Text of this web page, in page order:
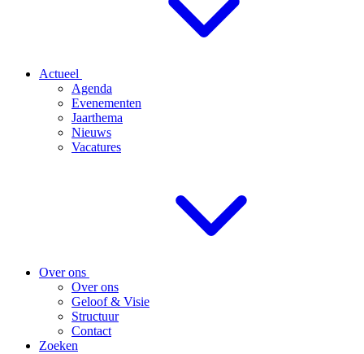
Actueel
Agenda
Evenementen
Jaarthema
Nieuws
Vacatures
Over ons
Over ons
Geloof & Visie
Structuur
Contact
Zoeken